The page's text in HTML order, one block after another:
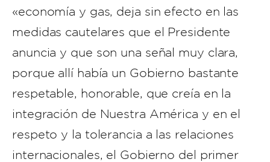
«economía y gas, deja sin efecto en las
medidas cautelares que el Presidente
anuncia y que son una señal muy clara,
porque allí había un Gobierno bastante
respetable, honorable, que creía en la
integración de Nuestra América y en el
respeto y la tolerancia a las relaciones
internacionales, el Gobierno del primer